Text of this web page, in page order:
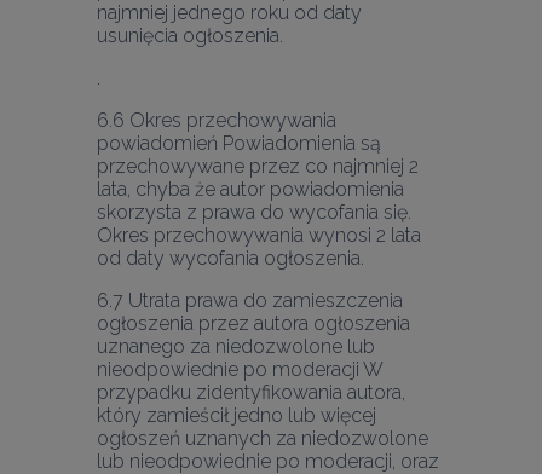
najmniej jednego roku od daty
usunięcia ogłoszenia.
6.6 Okres przechowywania
powiadomień Powiadomienia są
przechowywane przez co najmniej 2
lata, chyba że autor powiadomienia
skorzysta z prawa do wycofania się.
Okres przechowywania wynosi 2 lata
6.7 Utrata prawa do zamieszczenia
ogłoszenia przez autora ogłoszenia
uznanego za niedozwolone lub
nieodpowiednie po moderacji W
przypadku zidentyfikowania autora,
który zamieścił jedno lub więcej
ogłoszeń uznanych za niedozwolone
lub nieodpowiednie po moderacji, oraz